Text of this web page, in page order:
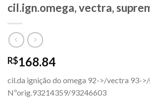
cil.ign.omega, vectra,
R$168.84
cil.da ignição do omega 92->/vectra 93-
Nºorig.93214359/93246603